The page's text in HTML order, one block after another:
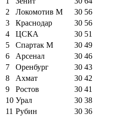
2
Локомотив М 30 56
3
Краснодар 30 56
4
ЦСКА 30 51
5
Спартак М 30 49
6
Арсенал 30 46
7
Оренбург 30 43
8
Ахмат 30 42
9
Ростов 30 41
10 Урал 30 38
11 Рубин 30 36